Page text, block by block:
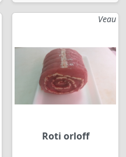
Veau
Roti orloff